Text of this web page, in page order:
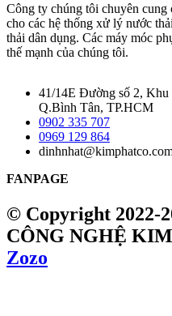
Công ty chúng tôi chuyên
cho các hệ thống xử lý nước
thải dân dụng. Các máy móc
thế mạnh của chúng tôi.
41/14E Đường số 2,
Q.Bình Tân, TP.HCM
0902 335 707
0969 129 864
FANPAGE
© Copyright 2022-
CÔNG NGHỆ
Zozo